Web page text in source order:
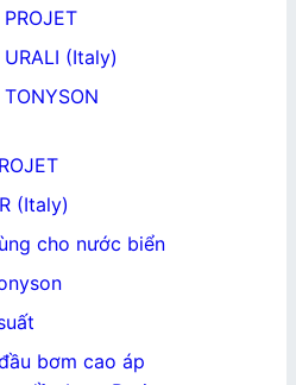
(Italy)
(Italy)
cho nước biển
bơm cao áp